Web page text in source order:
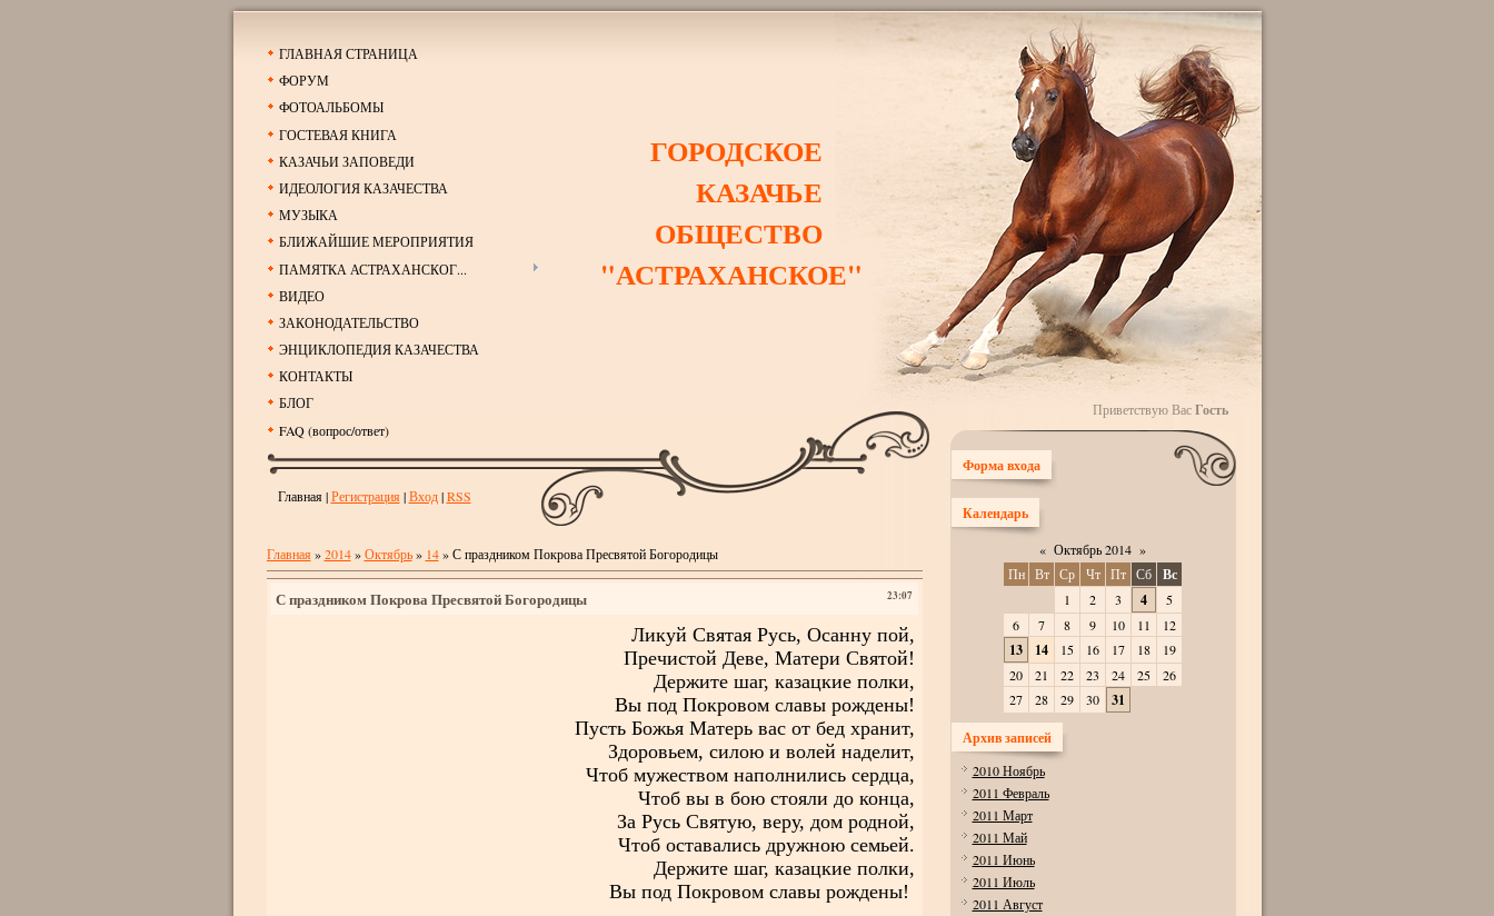
ГЛАВНАЯ СТРАНИЦА
ФОРУМ
ФОТОАЛЬБОМЫ
ГОСТЕВАЯ КНИГА
КАЗАЧЬИ ЗАПОВЕДИ
ИДЕОЛОГИЯ КАЗАЧЕСТВА
МУЗЫКА
БЛИЖАЙШИЕ МЕРОПРИЯТИЯ
ПАМЯТКА АСТРАХАНСКОГ...
ВИДЕО
ЗАКОНОДАТЕЛЬСТВО
ЭНЦИКЛОПЕДИЯ КАЗАЧЕСТВА
КОНТАКТЫ
БЛОГ
FAQ (вопрос/ответ)
ГОРОДСКОЕ
КАЗАЧЬЕ
ОБЩЕСТВО
"АСТРАХАНСКОЕ"
Главная|Регистрация |Вход|RSS
Главная »2014 » Октябрь » 14» С праздником Покрова Пресвятой Богородицы
23:07
С праздником Покрова Пресвятой Богородицы
Ликуй Святая Русь, Осанну пой,
Пречистой Деве, Матери Святой!
Держите шаг, казацкие полки,
Вы под Покровом славы рождены!
Пусть Божья Матерь вас от бед хранит,
Здоровьем, силою и волей наделит,
Чтоб мужеством наполнились сердца,
Чтоб вы в бою стояли до конца,
За Русь Святую, веру, дом родной,
Чтоб оставались дружною семьей.
Держите шаг, казацкие полки,
Вы под Покровом славы рождены!
Приветствую Вас Гость
Форма входа
Календарь
« Октябрь 2014 »
Пн Вт Ср Чт Пт Сб Вс
1 2 3 4
5
6
7 8 9 10 11 12
13 14 15 16 17 18
19
20
21 22 23 24 25
26
27
28 29 30
31
Архив записей
2010 Ноябрь
2011 Февраль
2011 Март
2011 Май
2011 Июнь
2011 Июль
2011 Август